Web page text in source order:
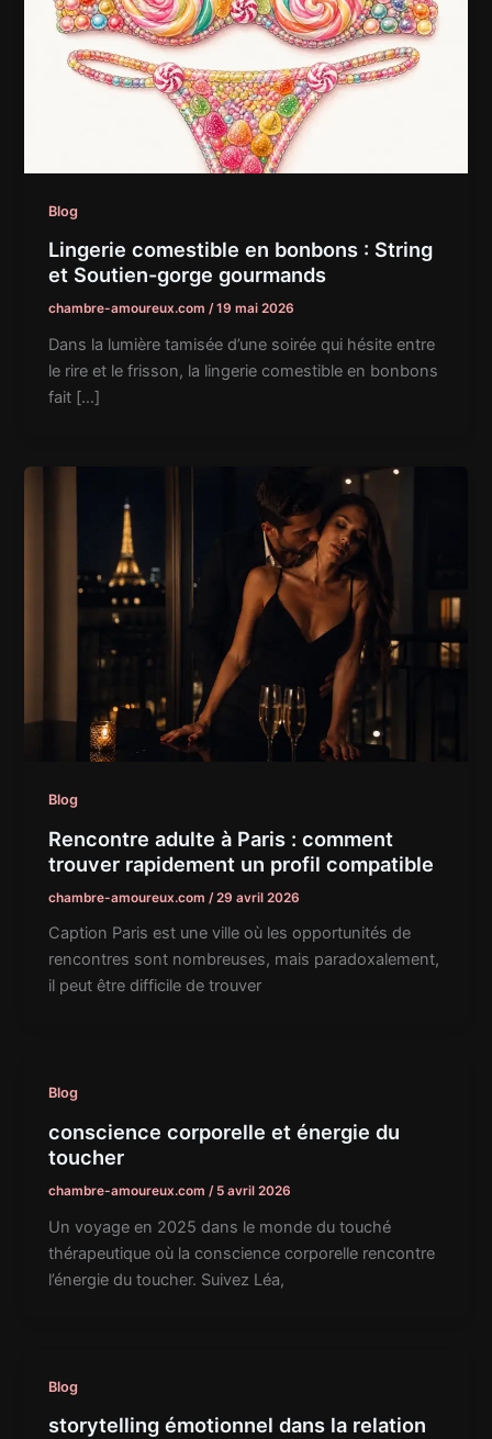
Blog
Lingerie comestible en bonbons : String
et Soutien-gorge gourmands
chambre-amoureux.com/19 mai 2026
Dans la lumière tamisée d’une soirée qui hésite entre
le rire et le frisson, la lingerie comestible en bonbons
fait […]
Blog
Rencontre adulte à Paris : comment
trouver rapidement un profil compatible
chambre-amoureux.com /29 avril 2026
Caption Paris est une ville où les opportunités de
rencontres sont nombreuses, mais paradoxalement,
il peut être difficile de trouver
Blog
conscience corporelle et énergie du
toucher
chambre-amoureux.com/ 5 avril 2026
Un voyage en 2025 dans le monde du touché
thérapeutique où la conscience corporelle rencontre
l’énergie du toucher. Suivez Léa,
Blog
storytelling émotionnel dans la relation